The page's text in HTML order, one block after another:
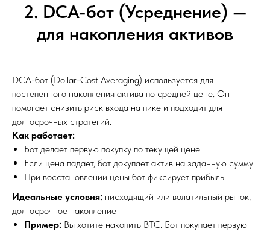
2. DCA-бот (Усреднение) —
для накопления активов
DCA-бот (Dollar-Cost Averaging) используется для
постепенного накопления актива по средней цене. Он
помогает снизить риск входа на пике и подходит для
долгосрочных стратегий.
Как работает:
Бот делает первую покупку по текущей цене
Если цена падает, бот докупает актив на заданную сумму
При восстановлении цены бот фиксирует прибыль
Идеальные условия: нисходящий или волатильный рынок,
долгосрочное накопление
Пример: Вы хотите накопить BTC. Бот покупает первую